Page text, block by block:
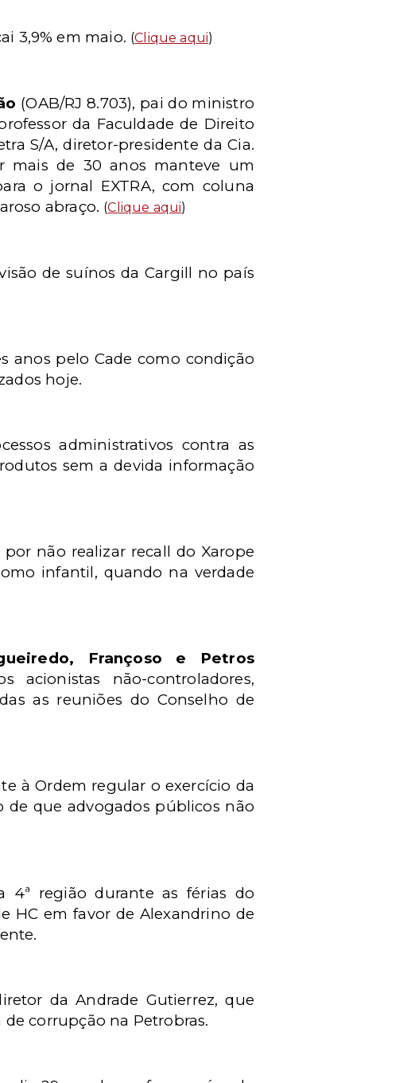
3,9% em maio. (Clique aqui)
(OAB/RJ 8.703), pai do ministro
da Faculdade de Direito
S/A, diretor-presidente da Cia.
mais de 30 anos manteve um
o jornal EXTRA, com coluna
abraço. (Clique aqui)
de suínos da Cargill no país
anos pelo Cade como condição
hoje.
administrativos contra as
sem a devida informação
não realizar recall do Xarope
infantil, quando na verdade
Françoso e Petros
acionistas não-controladores,
as reuniões do Conselho de
à Ordem regular o exercício da
de que advogados públicos não
4ª região durante as férias do
HC em favor de Alexandrino de
da Andrade Gutierrez, que
corrupção na Petrobras.